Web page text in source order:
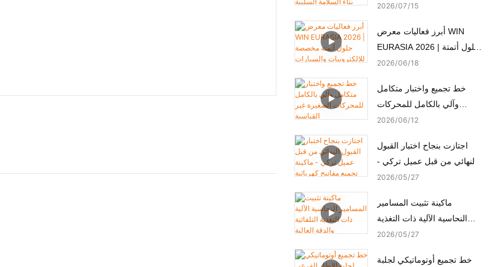
الآلية في بناء السلامة السلبية
2026 07 15
أبرز فعاليات معرض WIN
EURASIA 2026 | حلول أتمتة
مخصصة للإلكترونيات
والمحركات
2026 06 18
خط تجميع واختبار متكامل
وآلي بالكامل للمحركات
الصغيرة غير القياسية
2026 06 12
اجتازت بنجاح اختبار القبول
النهائي من قبل عميل تركي -
ماكينة تجميع مفاتيح كهربائية
2026 05 27
ماكينة تثبيت المسامير
النحاسية الآلية ذات التغذية
التلقائية والدقة العالية
2026 05 27
خط تجميع أوتوماتيكي لجلبة